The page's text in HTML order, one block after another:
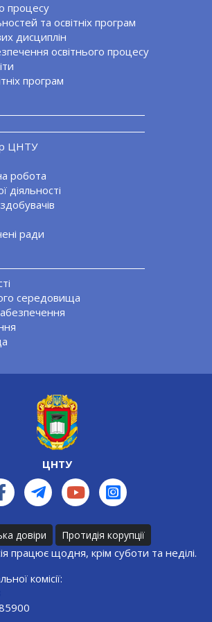
процесу
та освітніх програм
дисциплін
освітнього процесу
програм
ЦНТУ
робота
діяльності
ради
середовища
ЦНТУ
довіри Протидія корупції
працює щодня, крім суботи та неділі.
комісії: